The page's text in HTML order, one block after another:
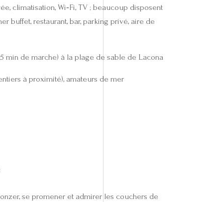
climatisation, Wi‑Fi, TV ; beaucoup disposent
buffet, restaurant, bar, parking privé, aire de
min de marche) à la plage de sable de Lacona
à proximité), amateurs de mer
se promener et admirer les couchers de